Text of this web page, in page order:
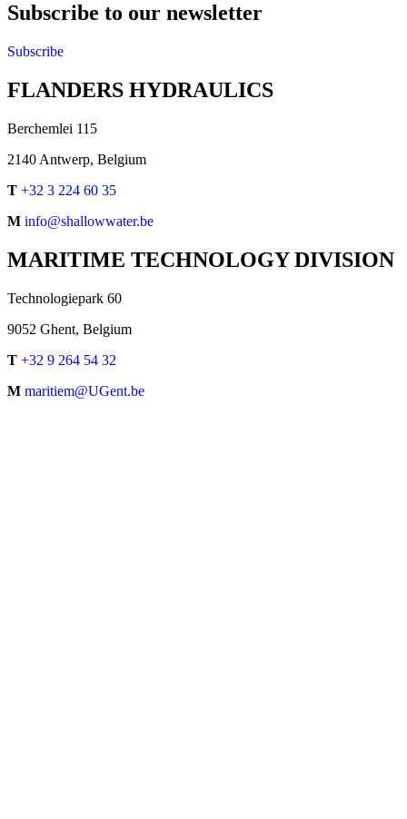
Subscribe to our newsletter
Subscribe
FLANDERS HYDRAULICS
Berchemlei 115
2140 Antwerp, Belgium
T +32 3 224 60 35
M info@shallowwater.be
MARITIME TECHNOLOGY DIVISION
Technologiepark 60
9052 Ghent, Belgium
T +32 9 264 54 32
M maritiem@UGent.be